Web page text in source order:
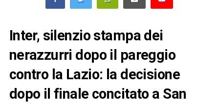
Inter, silenzio stampa dei
nerazzurri dopo il pareggio
contro la Lazio: la decisione
dopo il finale concitato a San